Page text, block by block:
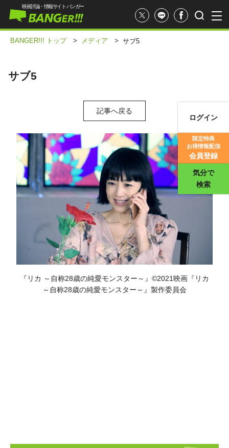
映画評価
映画評論・情報サイト バンガー
ログイン
限定特典
お得情報配信
会員登録
気分で
検索
BANGER!!! トップ > メディア > サブ5
サブ5
記事へ戻る
『リカ ～自称28歳の純愛モンスター～』©2021映画『リカ
～自称28歳の純愛モンスター～』製作委員会